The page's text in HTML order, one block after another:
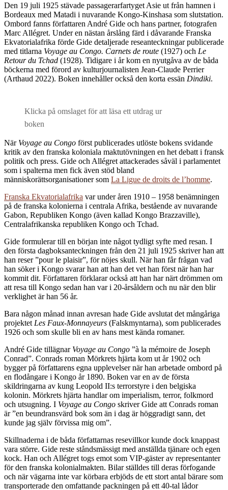
Den 19 juli 1925 stävade passagerarfartyget Asie ut från hamnen i
Bordeaux med Matadi i nuvarande Kongo-Kinshasa som slutstation.
Ombord fanns författaren André Gide och hans partner, fotografen
Marc Allégret. Under en nästan årslång färd i dåvarande Franska
Ekvatorialafrika förde Gide detaljerade reseanteckningar publicerade
med titlarna Voyage au Congo. Carnets de route (1927) och Le
Retour du Tchad (1928). Tidigare i år kom en nyutgåva av de båda
böckerna med förord av kulturjournalisten Jean-Claude Perrier
(Arthaud 2022). Boken innehåller också den korta essän Dindiki.
Klicka på omslaget för att läsa ett utdrag ur
boken
När Voyage au Congo först publicerades utlöste bokens svidande
kritik av den franska koloniala maktutövningen en het debatt i fransk
politik och press. Gide och Allégret attackerades såväl i parlamentet
som i spalterna men fick även stöd bland
människorättsorganisationer som La Ligue de droits de l’homme.
Franska Ekvatorialafrika var under åren 1910 – 1958 benämningen
på de franska kolonierna i centrala Afrika, bestående av nuvarande
Gabon, Republiken Kongo (även kallad Kongo Brazzaville),
Centralafrikanska republiken Kongo och Tchad.
Gide formulerar till en början inte något tydligt syfte med resan. I
den första dagboksanteckningen från den 21 juli 1925 skriver han att
han reser ”pour le plaisir”, för nöjes skull. När han får frågan vad
han söker i Kongo svarar han att han det vet han först när han har
kommit dit. Författaren förklarar också att han har närt drömmen om
att resa till Kongo sedan han var i 20-årsåldern och nu när den blir
verklighet är han 56 år.
Bara någon månad innan avresan hade Gide avslutat det mångåriga
projektet Les Faux-Monnayeurs (Falskmyntarna), som publicerades
1926 och som skulle bli en av hans mest kända romaner.
André Gide tillägnar Voyage au Congo ”à la mémoire de Joseph
Conrad”. Conrads roman Mörkrets hjärta kom ut år 1902 och
bygger på författarens egna upplevelser när han arbetade ombord på
en flodångare i Kongo år 1890. Boken var en av de första
skildringarna av kung Leopold II:s terrorstyre i den belgiska
kolonin. Mörkrets hjärta handlar om imperialism, terror, folkmord
och utsugning. I Voyage au Congo skriver Gide att Conrads roman
är ”en beundransvärd bok som än i dag är höggradigt sann, det
kunde jag själv förvissa mig om”.
Skillnaderna i de båda författarnas resevillkor kunde dock knappast
vara större. Gide reste ståndsmässigt med anställda tjänare och egen
kock. Han och Allégret togs emot som VIP-gäster av representanter
för den franska kolonialmakten. Bilar ställdes till deras förfogande
och när vägarna inte var körbara erbjöds de ett stort antal bärare som
transporterade den omfattande packningen på ett 40-tal lådor